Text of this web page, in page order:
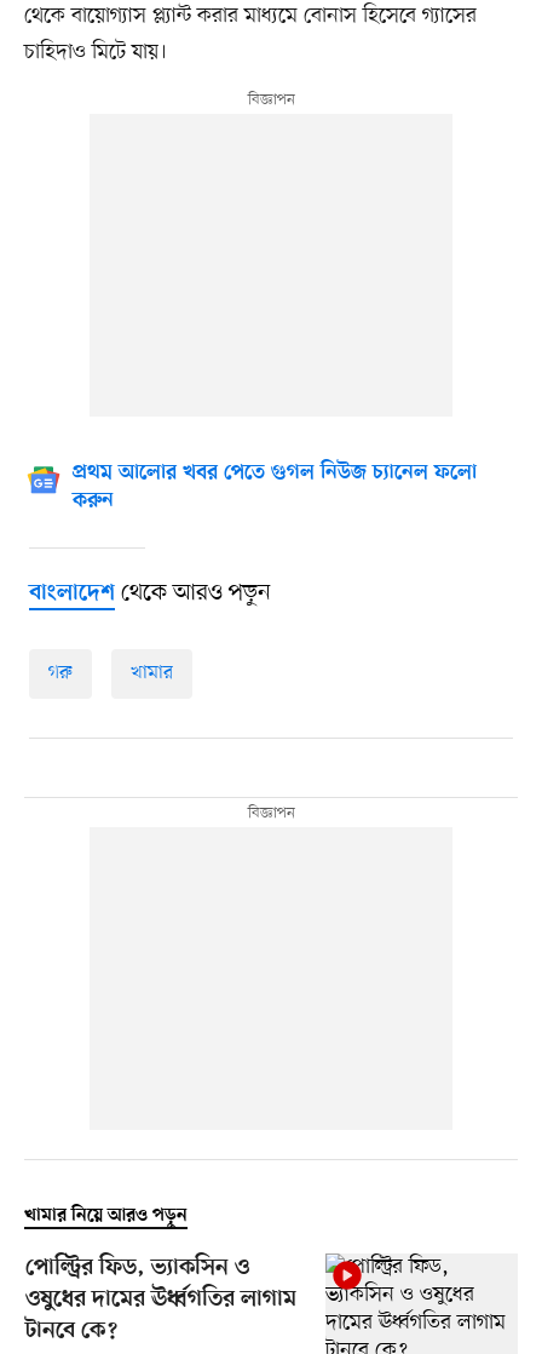
থেকে বায়োগ্যাস প্ল্যান্ট করার মাধ্যমে বোনাস হিসেবে গ্যাসের
চাহিদাও মিটে যায়।
প্রথম আলোর খবর পেতে গুগল নিউজ চ্যানেল ফলো
করুন
বাংলাদেশথেকে আরও পড়ুন
গরু খামার
খামার নিয়ে আরও পড়ুন
পোল্ট্রির ফিড, ভ্যাকসিন ও
ওষুধের দামের ঊর্ধ্বগতির লাগাম
টানবে কে?